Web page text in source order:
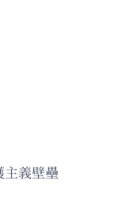
義壁壘